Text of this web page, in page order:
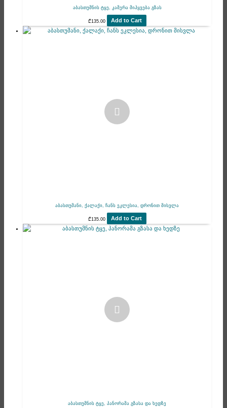
აბასთუმნის ტყე, კამერა მიჰყვება გზას
₾135.00 Add to Cart
აბასთუმანი, ქალაქი, ჩანს ეკლესია, დრონით მისვლა
₾135.00 Add to Cart
აბასთუმნის ტყე, პანორამა გზასა და ხედზე